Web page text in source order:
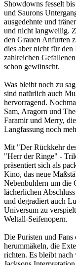
Showdowns fesselt
und Saurons
ausgedehnte und
und nicht langweilig.
den Grauen Anfurten
dies aber nicht für
zahlreichen
schon gewünscht.
Was bleibt noch zu
sind natürlich auch
hervorragend.
Sam, Aragorn und
Faramir und Merry,
Langfassung noch
Mit "Der Rückkehr
"Herr der Ringe" -
präsentiert sich als
Kino, das neue
Nebenbuhlern um die
lächerlichen
und degradiert auch
Universum zu
Weltall-Seifenopern.
Die Puristen und
herummäkeln, die
richten. Es bleibt nach